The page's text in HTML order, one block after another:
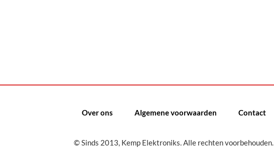
Over ons Algemene voorwaarden Contact
© Sinds 2013, Kemp Elektroniks. Alle rechten voorbehouden.